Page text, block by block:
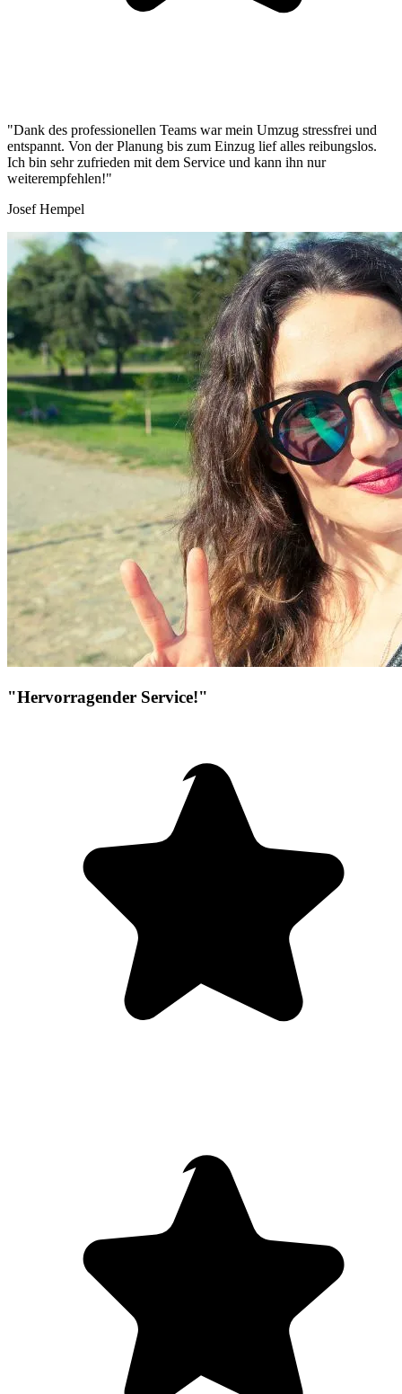
"Dank des professionellen Teams war mein Umzug stressfrei und
entspannt. Von der Planung bis zum Einzug lief alles reibungslos.
Ich bin sehr zufrieden mit dem Service und kann ihn nur
weiterempfehlen!"
Josef Hempel
"Hervorragender Service!"